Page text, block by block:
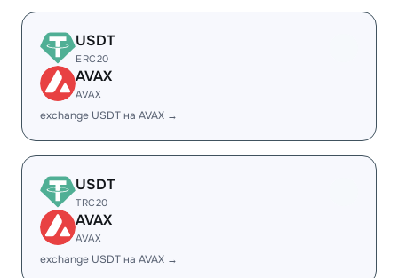
USDT
ERC20
AVAX
AVAX
exchange USDT на AVAX →
USDT
TRC20
AVAX
AVAX
exchange USDT на AVAX →